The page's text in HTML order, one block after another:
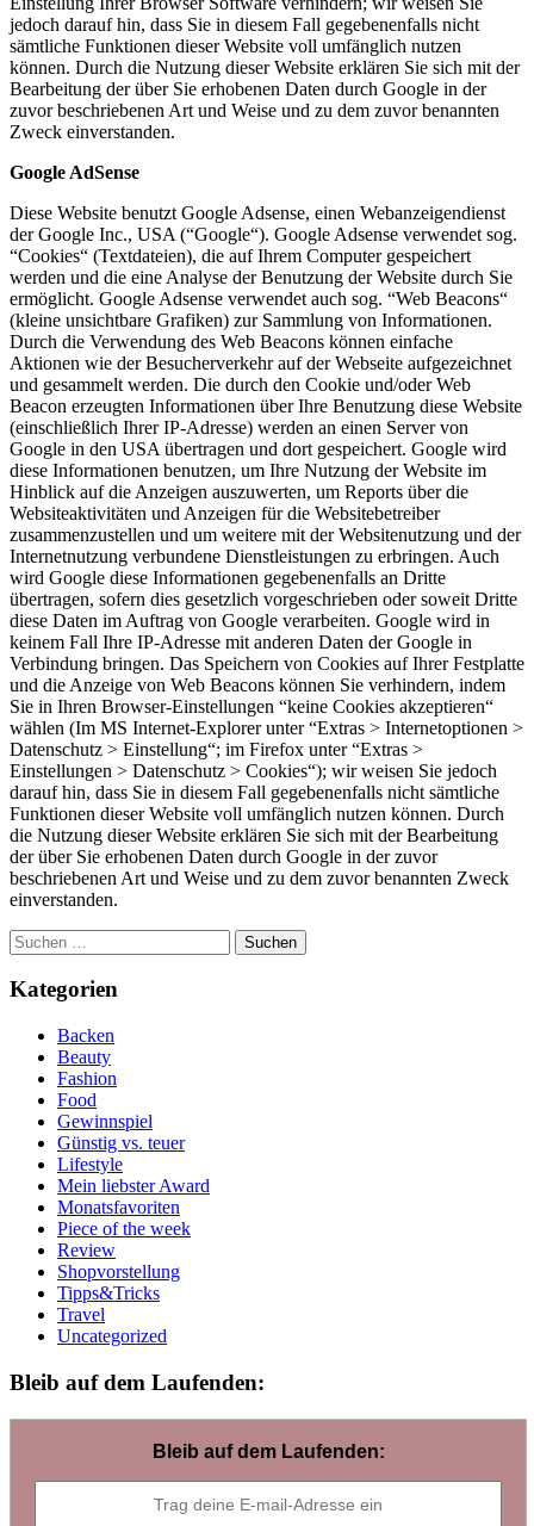
jedoch darauf hin, dass Sie in diesem Fall gegebenenfalls nicht
sämtliche Funktionen dieser Website voll umfänglich nutzen
können. Durch die Nutzung dieser Website erklären Sie sich mit der
Bearbeitung der über Sie erhobenen Daten durch Google in der
zuvor beschriebenen Art und Weise und zu dem zuvor benannten
Zweck einverstanden.
Google AdSense
Diese Website benutzt Google Adsense, einen Webanzeigendienst
der Google Inc., USA (“Google“). Google Adsense verwendet sog.
“Cookies“ (Textdateien), die auf Ihrem Computer gespeichert
werden und die eine Analyse der Benutzung der Website durch Sie
ermöglicht. Google Adsense verwendet auch sog. “Web Beacons“
(kleine unsichtbare Grafiken) zur Sammlung von Informationen.
Durch die Verwendung des Web Beacons können einfache
Aktionen wie der Besucherverkehr auf der Webseite aufgezeichnet
und gesammelt werden. Die durch den Cookie und/oder Web
Beacon erzeugten Informationen über Ihre Benutzung diese Website
(einschließlich Ihrer IP-Adresse) werden an einen Server von
Google in den USA übertragen und dort gespeichert. Google wird
diese Informationen benutzen, um Ihre Nutzung der Website im
Hinblick auf die Anzeigen auszuwerten, um Reports über die
Websiteaktivitäten und Anzeigen für die Websitebetreiber
zusammenzustellen und um weitere mit der Websitenutzung und der
Internetnutzung verbundene Dienstleistungen zu erbringen. Auch
wird Google diese Informationen gegebenenfalls an Dritte
übertragen, sofern dies gesetzlich vorgeschrieben oder soweit Dritte
diese Daten im Auftrag von Google verarbeiten. Google wird in
keinem Fall Ihre IP-Adresse mit anderen Daten der Google in
Verbindung bringen. Das Speichern von Cookies auf Ihrer Festplatte
und die Anzeige von Web Beacons können Sie verhindern, indem
Sie in Ihren Browser-Einstellungen “keine Cookies akzeptieren“
wählen (Im MS Internet-Explorer unter “Extras > Internetoptionen >
Datenschutz > Einstellung“; im Firefox unter “Extras >
Einstellungen > Datenschutz > Cookies“); wir weisen Sie jedoch
darauf hin, dass Sie in diesem Fall gegebenenfalls nicht sämtliche
Funktionen dieser Website voll umfänglich nutzen können. Durch
die Nutzung dieser Website erklären Sie sich mit der Bearbeitung
der über Sie erhobenen Daten durch Google in der zuvor
beschriebenen Art und Weise und zu dem zuvor benannten Zweck
einverstanden.
Suchen
nach:
Kategorien
Backen
Beauty
Fashion
Food
Gewinnspiel
Günstig vs. teuer
Lifestyle
Mein liebster Award
Monatsfavoriten
Piece of the week
Review
Shopvorstellung
Tipps&Tricks
Travel
Uncategorized
Bleib auf dem Laufenden:
Bleib auf dem Laufenden: